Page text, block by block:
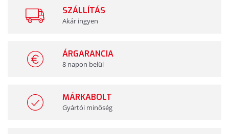
SZÁLLÍTÁS
Akár ingyen
ÁRGARANCIA
8 napon belül
MÁRKABOLT
Gyártói minőség